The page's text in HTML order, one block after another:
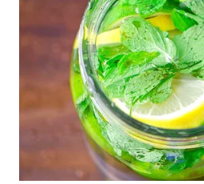
MADURA
SURABAYA